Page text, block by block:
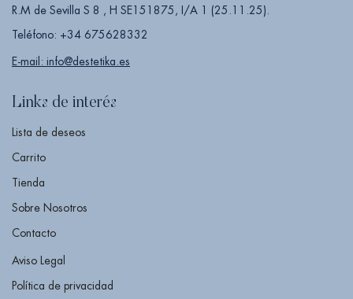
R.M de Sevilla S 8 , H SE151875, I/A 1 (25.11.25).
Teléfono: +34 675628332
E-mail: info@destetika.es
Links de interés
Lista de deseos
Carrito
Tienda
Sobre Nosotros
Contacto
Aviso Legal
Política de privacidad